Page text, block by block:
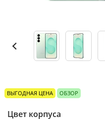
ВЫГОДНАЯ ЦЕНА ОБЗОР
Цвет корпуса